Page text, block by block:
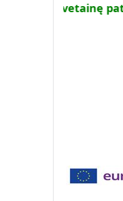
į AIKOS svetainę